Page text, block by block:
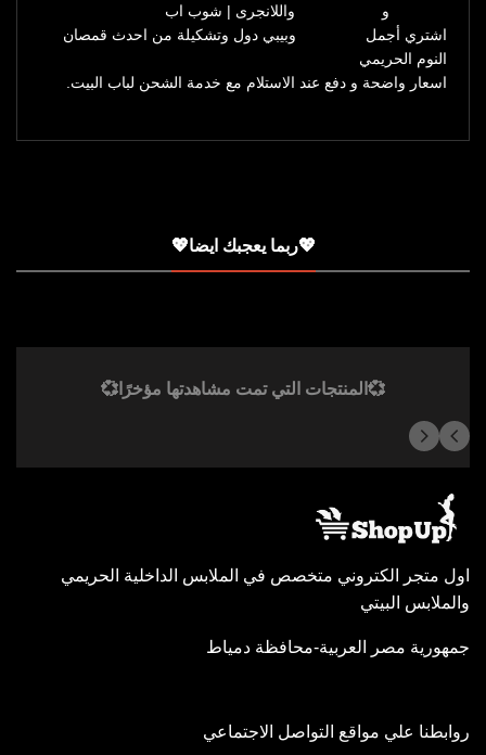
و
واللانجرى | شوب اب
اشتري أجمل
وبيبي دول وتشكيلة من احدث قمصان
النوم الحريمي
اسعار واضحة و دفع عند الاستلام مع خدمة الشحن لباب البيت.
💖ربما يعجبك ايضا💖
💞المنتجات التي تمت مشاهدتها مؤخرًا💞
اول متجر الكتروني متخصص في الملابس الداخلية الحريمي
والملابس البيتي
جمهورية مصر العربية-محافظة دمياط
روابطنا علي مواقع التواصل الاجتماعي